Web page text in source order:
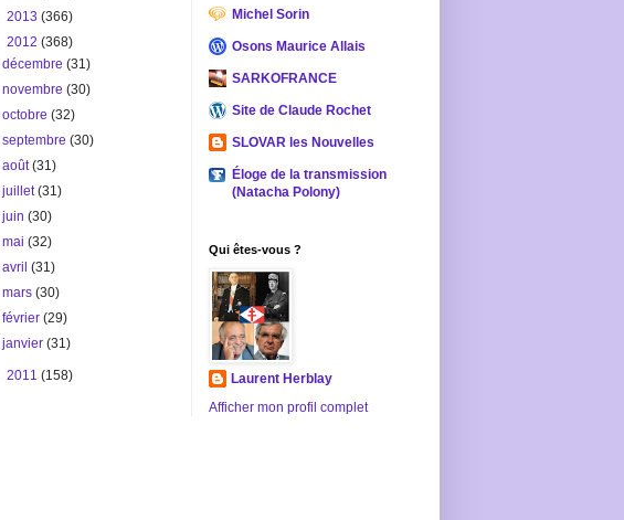
2013 (366)
2012 (368)
décembre(31)
novembre(30)
octobre(32)
septembre(30)
août(31)
juillet(31)
juin(30)
mai(32)
avril(31)
mars(30)
février(29)
janvier(31)
2011 (158)
Michel Sorin
Osons Maurice Allais
SARKOFRANCE
Site de Claude Rochet
SLOVAR les Nouvelles
Éloge de la transmission
(Natacha Polony)
Qui êtes-vous ?
Laurent Herblay
Afficher mon profil complet